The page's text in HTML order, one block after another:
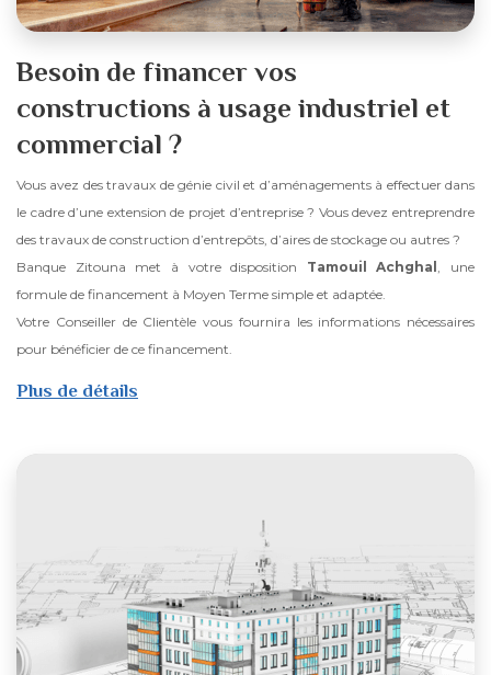
Besoin de financer vos
constructions à usage industriel et
commercial ?
Vous avez des travaux de génie civil et d’aménagements à effectuer dans
le cadre d’une extension de projet d’entreprise ? Vous devez entreprendre
des travaux de construction d’entrepôts, d’aires de stockage ou autres ?
Banque Zitouna met à votre disposition Tamouil Achghal , une
formule de financement à Moyen Terme simple et adaptée.
Votre Conseiller de Clientèle vous fournira les informations nécessaires
pour bénéficier de ce financement.
Plus de détails